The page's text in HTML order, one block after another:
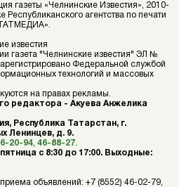
газеты «Челнинские Известия», 2010-
Республиканского агентства по печати
известия
газета "Челнинские известия" ЭЛ №
Федеральной службой
технологий и массовых
на правах рекламы.
редактора - Акуева Анжелика
Республика Татарстан, г.
Ленинцев, д. 9.
20-94 46-88-27
с 8:30 до 17:00. Выходные:
объявлений: +7 (8552) 46-02-79,